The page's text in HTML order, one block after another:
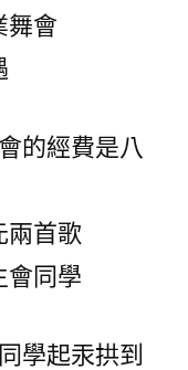
舞會
的經費是八
兩首歌
會同學
學起汞拱到